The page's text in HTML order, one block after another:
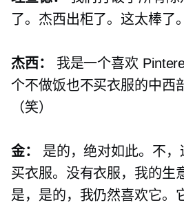
了。杰西出柜了。这太棒了。
杰西：
我是一个喜欢
个不做饭也不买衣服的中西
（笑）
金：
是的，绝对如此。不
买衣服。没有衣服，我的生
是，是的，我仍然喜欢它。